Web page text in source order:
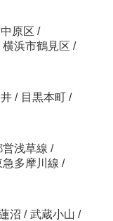
原区 /
横浜市鶴見区 /
/ 目黒本町 /
営浅草線 /
急多摩川線 /
沼 / 武蔵小山 /